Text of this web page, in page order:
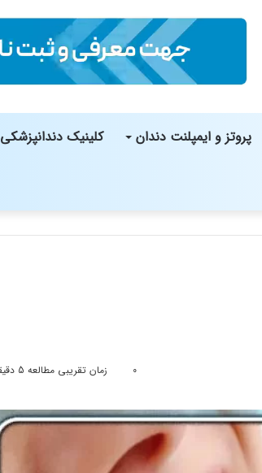
پروتز و ایمپلنت دندان کلینیک دندانپزشکی
0 زمان تقریبی مطالعه 5 دقیقه